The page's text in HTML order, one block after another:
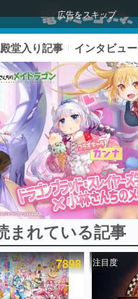
広告をスキップ
アップ
ま読まれている記事ランキング
殿堂入り記事 インタビュー
まれている記事
7898 注目度